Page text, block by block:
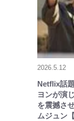
2026.5.12
Netflix話
ヨンが演
を震撼さ
ムジュン